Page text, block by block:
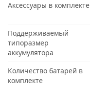
Аксессуары в комплекте
Поддерживаемый
типоразмер
аккумулятора
Количество батарей в
комплекте